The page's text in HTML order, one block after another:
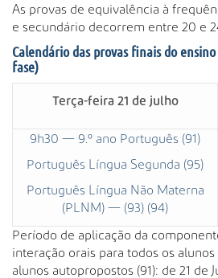
As provas de equivalência à
e secundário decorrem entre 20 e
Calendário das provas finais do
fase)
Terça-feira 21 de julho
9h30 — 9.º ano Português (91)
Português Língua Segunda (95)
Português Língua Não Materna
(PLNM) — (93) (94)
Período de aplicação da
interação orais para todos os
alunos autopropostos (91): de 21 de